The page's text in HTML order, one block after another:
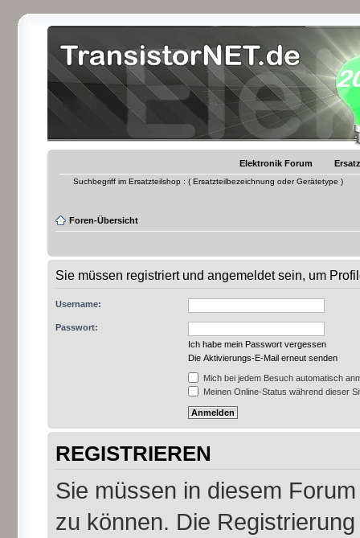
Elektronik Forum
Suchbegriff im Ersatzteilshop : ( Ersatzteilbezeichnung oder Gerätetype )
Foren-Übersicht
Sie müssen registriert und angemeldet sein, um
Username:
Passwort:
Ich habe mein Passwort vergessen
Die Aktivierungs-E-Mail erneut senden
Mich bei jedem Besuch automatisch
Meinen Online-Status während dieser
REGISTRIEREN
Sie müssen in diesem
zu können. Die